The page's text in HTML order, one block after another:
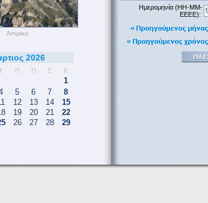
Αστράκα
2026
Π Π Σ Κ
1
5 6 7 8
12 13 14
15
19 20 21
22
26 27 28
29
Ημερομηνία (HH-MM-
EEEE):